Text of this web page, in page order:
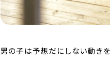
男の子は予想だにしない動き